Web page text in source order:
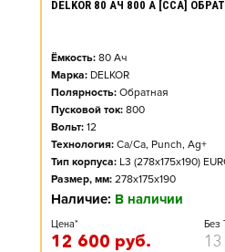
DELKOR 80 АЧ 800 А [CCA]
Ёмкость: 80 Ач
Марка: DELKOR
Полярность: Обратная
Пусковой ток: 800
Вольт: 12
Технология: Ca/Ca, Punch, Ag+
Тип корпуса: L3 (278x175x190)
Размер, мм: 278x175x190
Наличие: В наличии
Цена*
12 600 руб.
Без